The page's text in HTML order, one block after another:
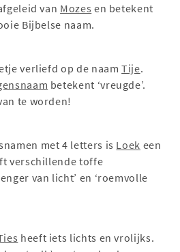
van Mozes en betekent
Bijbelse naam.
verliefd op de naamTije.
betekent ‘vreugde’.
te worden!
met 4 letters is Loek een
verschillende toffe
van licht’ en ‘roemvolle
heeft iets lichts en vrolijks.